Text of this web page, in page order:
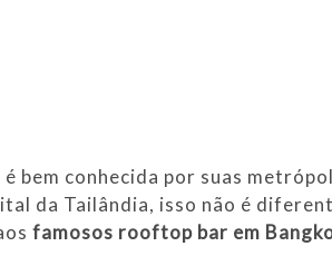
é bem conhecida por suas
da Tailândia, isso não é
famosos rooftop bar em